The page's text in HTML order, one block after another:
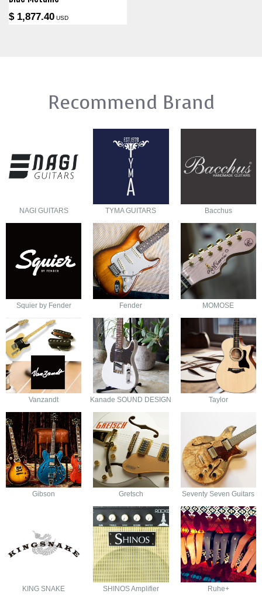
$ 1,877.40 USD
Recommend Brand
NAGI GUITARS TYMA GUITARS Bacchus
Squier by Fender Fender MOMOSE
Vanzandt Kanade SOUND DESIGN Taylor
Gibson Gretsch Seventy Seven Guitars
KING SNAKE SHINOS Amplifier Ruhe+